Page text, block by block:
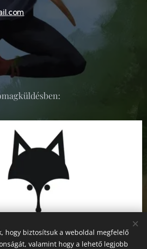
hogy biztosítsuk a weboldal megfelelő
valamint hogy a lehető legjobb